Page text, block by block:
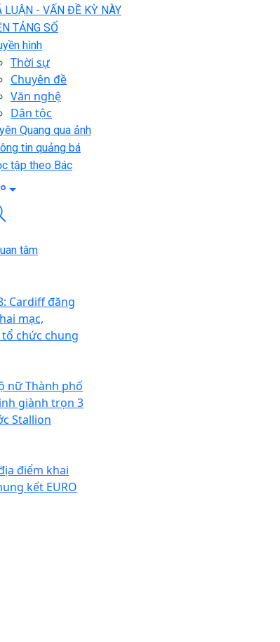
LUẬN - VẤN ĐỀ KỲ NÀY
TẢNG SỐ
hình
Thời sự
Chuyên đề
Văn nghệ
Dân tộc
Quang qua ảnh
tin quảng bá
tập theo Bác
tâm
Cardiff đăng
mạc,
chức chung
nữ Thành phố
giành trọn 3
Stallion
điểm khai
kết EURO